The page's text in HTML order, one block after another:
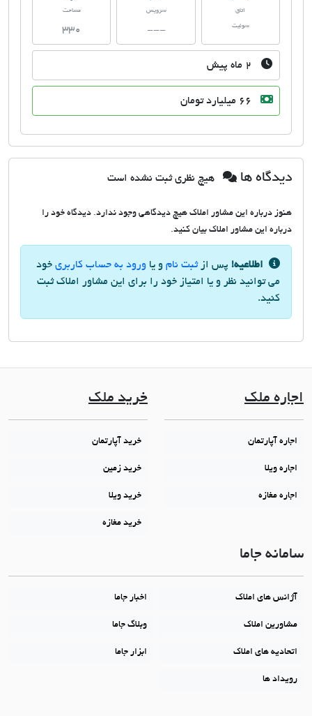
اتاق
سوئیت
سرویس
---
مساحت
330
۲ ماه پیش
دیدگاه ها هیچ نظری ثبت نشده است
هنوز درباره این مشاور املاک هیچ دیدگاهی وجود ندارد. دیدگاه خود را
درباره این مشاور املاک بیان کنید.
اطلاعیه! پس ازثبت نام و یا ورود به حساب کاربری خود
می توانید نظر و یا امتیاز خود را برای این مشاور املاک ثبت
کنید.
اجاره ملک
اجاره آپارتمان
اجاره ویلا
اجاره مغازه
خرید ملک
خرید آپارتمان
خرید زمین
خرید ویلا
خرید مغازه
سامانه جاما
آژانس های املاک اخبار جاما
مشاورین املاک وبلاگ جاما
اتحادیه های املاک ابزار جاما
رویداد ها